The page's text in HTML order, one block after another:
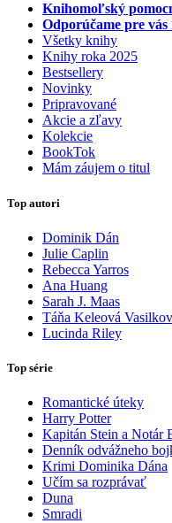
Knihomoľský
Odporúčame pre vás
Všetky knihy
Knihy roka 2025
Bestsellery
Novinky
Pripravované
Akcie a zľavy
Kolekcie
BookTok
Mám záujem o titul
Top autori
Dominik Dán
Julie Caplin
Rebecca Yarros
Ana Huang
Sarah J. Maas
Táňa Keleová
Lucinda Riley
Top série
Romantické úteky
Harry Potter
Kapitán Stein a Notár
Denník odvážneho
Krimi Dominika Dána
Učím sa rozprávať
Duna
Smradi